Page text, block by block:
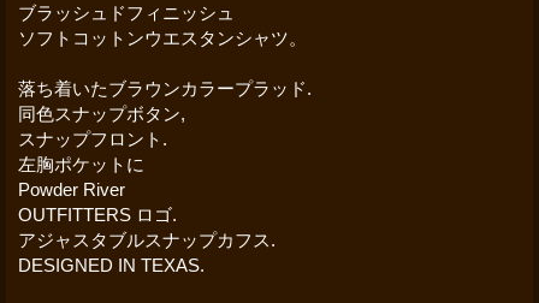
ブラッシュドフィニッシュ
ソフトコットンウエスタンシャツ。
落ち着いたブラウンカラープラッド.
同色スナップボタン,
スナップフロント.
左胸ポケットに
Powder River
OUTFITTERS ロゴ.
アジャスタブルスナップカフス.
DESIGNED IN TEXAS.